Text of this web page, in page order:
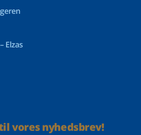
Elzas
vores nyhedsbrev!